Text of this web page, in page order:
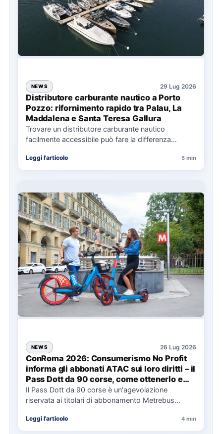
NEWS 29 Lug 2026
Distributore carburante nautico a Porto
Pozzo: rifornimento rapido tra Palau, La
Maddalena e Santa Teresa Gallura
Trovare un distributore carburante nautico
facilmente accessibile può fare la differenza
soprattutto…
Leggi l'articolo 5 min
NEWS 26 Lug 2026
ConRoma 2026: Consumerismo No Profit
informa gli abbonati ATAC sui loro diritti – il
Pass Dott da 90 corse, come ottenerlo e
cosa spetta in caso di disservizi
Il Pass Dott da 90 corse è un'agevolazione
riservata ai titolari di abbonamento Metrebus
Leggi l'articolo 4 min